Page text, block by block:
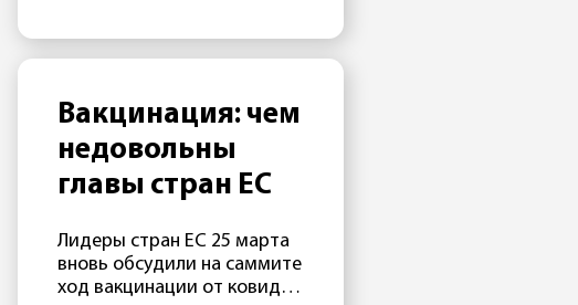
Гармиш-Партенкирхен — в
апреле будет открыт. Как
этой гостинице,
принадлежащей
министерству обороны
США, часто проводятся
престижные
конференции. Две таких
конференции
запланировано на апрель.
Вакцинация: чем
недовольны
главы стран ЕС
Лидеры стран ЕС 25 марта
вновь обсудили на саммите
ход вакцинации от ковида